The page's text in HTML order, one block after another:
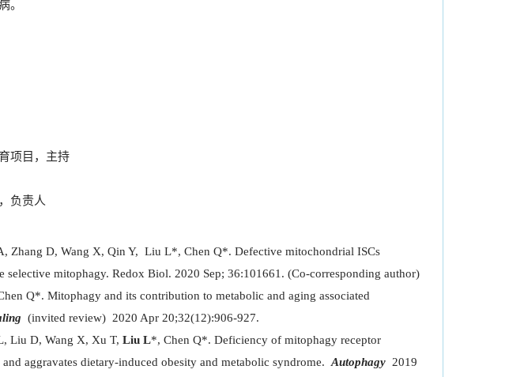
。
项目，主持
负责人
Zhang D, Wang X, Qin Y, Liu L*, Chen Q*. Defective mitochondrial ISCs
selective mitophagy. Redox Biol. 2020 Sep; 36:101661. (Co-corresponding author)
Q*. Mitophagy and its contribution to metabolic and aging associated
(invited review) 2020 Apr 20;32(12):906-927.
Liu D, Wang X, Xu T, Liu L*, Chen Q*. Deficiency of mitophagy receptor
aggravates dietary-induced obesity and metabolic syndrome. Autophagy 2019